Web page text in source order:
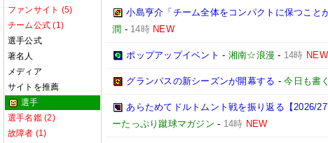
ファンサイト (5)
チーム公式 (1)
選手公式
著名人
メディア
サイトを推薦
選手
選手名鑑 (2)
故障者 (1)
小島亨介「チーム全体をコンパクトに保つこと
潤 - 14時 NEW
ポップアップイベント - 湘南☆浪漫 - 14時 NEW
グランパスの新シーズンが開幕する -今日も書
あらためてドルトムント戦を振り返る【2026/
ーたっぷり蹴球マガジン - 14時 NEW